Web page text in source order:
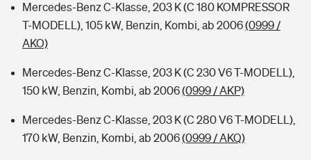
Mercedes-Benz C-Klasse, 203 K (C 180 KOMPRESSOR
T-MODELL), 105 kW, Benzin, Kombi, ab 2006(0999 /
AKO)
Mercedes-Benz C-Klasse, 203 K (C 230 V6 T-MODELL),
150 kW, Benzin, Kombi, ab 2006(0999 / AKP)
Mercedes-Benz C-Klasse, 203 K (C 280 V6 T-MODELL),
170 kW, Benzin, Kombi, ab 2006(0999 / AKQ)